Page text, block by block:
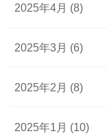
2025年4月 (8)
2025年3月 (6)
2025年2月 (8)
2025年1月 (10)